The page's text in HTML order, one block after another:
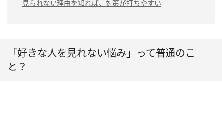
見られない理由を知れば、対策が打ちやすい
「好きな人を見れない悩み」って普通のこ
と？